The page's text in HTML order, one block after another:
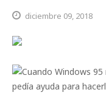
diciembre 09, 2018